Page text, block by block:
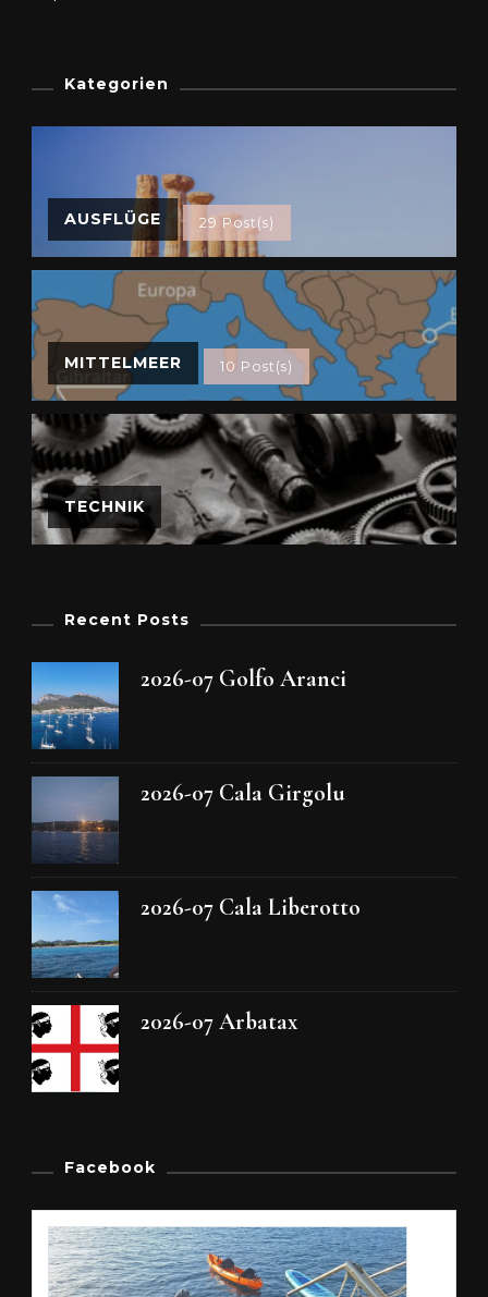
Kategorien
AUSFLÜGE 29 Post(s)
MITTELMEER 10 Post(s)
TECHNIK
Recent Posts
2026-07 Golfo Aranci
2026-07 Cala Girgolu
2026-07 Cala Liberotto
2026-07 Arbatax
Facebook